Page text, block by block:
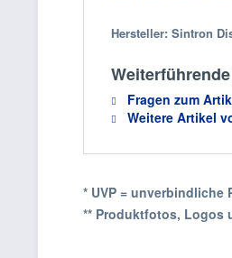
Hersteller: Sintron
Fragen zum
Weitere Artikel
* UVP = unverbindliche
** Produktfotos, Logos